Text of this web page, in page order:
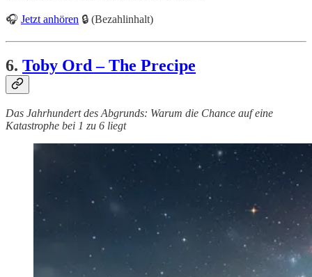
🎧 Jetzt anhören 🔒 (Bezahlinhalt)
6. Toby Ord – The Precipe
Das Jahrhundert des Abgrunds: Warum die Chance auf eine
Katastrophe bei 1 zu 6 liegt